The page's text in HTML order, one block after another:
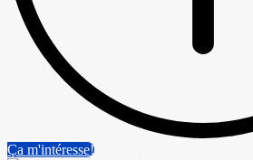
Ça m'intéresse!